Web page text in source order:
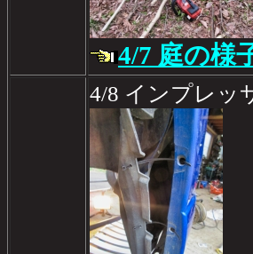
4/7 庭の様
4/8 インプレッ